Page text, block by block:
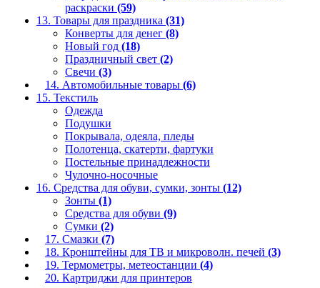
раскраски (59)
13. Товары для праздника (31)
Конверты для денег (8)
Новый год (18)
Праздничный свет (2)
Свечи (3)
14. Автомобильные товары (6)
15. Текстиль
Одежда
Подушки
Покрывала, одеяла, пледы
Полотенца, скатерти, фартуки
Постельные принадлежности
Чулочно-носочные
16. Средства для обуви, сумки, зонты (12)
Зонты (1)
Средства для обуви (9)
Сумки (2)
17. Смазки (7)
18. Кронштейны для ТВ и микроволн. печей (3)
19. Термометры, метеостанции (4)
20. Картриджи для принтеров